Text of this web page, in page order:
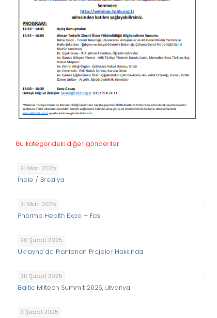
Bu kategorideki diğer gönderiler
21 Mart 2025
İhale / Brezilya
21 Mart 2025
Pharma Health Expo – Fas
20 Şubat 2025
Ukrayna’da Planlanan Projeler Hakkında
20 Şubat 2025
Baltic Miltech Summit 2025, Litvanya
3 Şubat 2025